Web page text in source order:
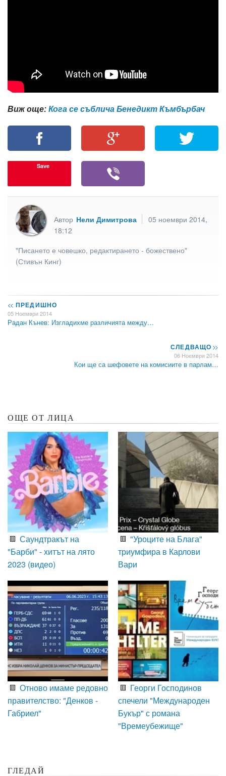
Виж още: Кога се съблича Бенедикт Къмбърбач
Save
Автор Нели Димитрова
05 ноември 2014,
18:12
"Писането е човешко, редактирането - божествено"
(Стивън Кинг)
<< ПРЕДИШНО
05 Ноември 2014
Радан Кънев: Изгладихме различията между…
СЛЕДВАЩО>>
06 Ноември 2014
Кои ще са шефовете на комисиите в парлам…
ОЩЕ ОТ ЛИЦА
Саундтракът на
"Барби" - хитът на лято
2023 (видео)
"Уроците на Блага"
триумфира в Карлови
Вари
Отново имаме редовно
правителство: "Денков -
Габриел"
Георги Господинов
спечели "Международен
Букър" с романа
"Времеубежище"
ГЛЕДАЙ